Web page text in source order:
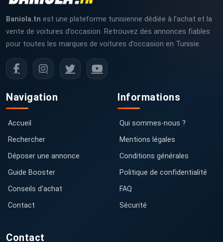
Baniola.tn est une plateforme tunisienne dédiée à l’achat et la
vente de voitures d’occasion. Retrouvez des annonces fiables
pour toutes les marques de voitures d’occasion en Tunisie.
Navigation
Accueil
Rechercher
Déposer une annonce
Guide Booster
Conseils d'achat
Contact
Informations
Qui sommes-nous ?
Mentions légales
Conditions générales
Politique de confidentialité
FAQ
Sécurité
Contact